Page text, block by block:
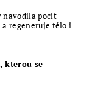
navodila pocit
regeneruje tělo i
kterou se